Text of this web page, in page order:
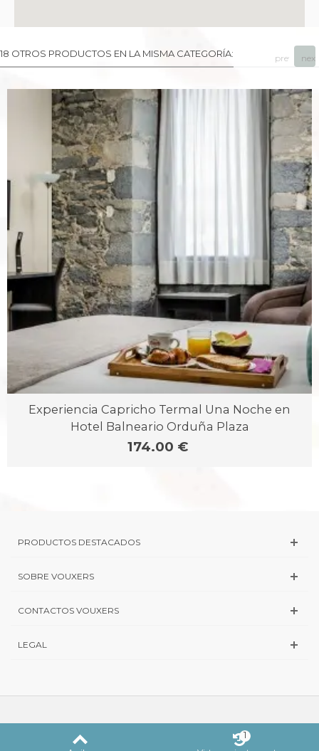
18 OTROS PRODUCTOS EN LA MISMA CATEGORÍA:
Experiencia Capricho Termal Una Noche en
Hotel Balneario Orduña Plaza
174.00 €
prev next
PRODUCTOS DESTACADOS
SOBRE VOUXERS
CONTACTOS VOUXERS
LEGAL
1